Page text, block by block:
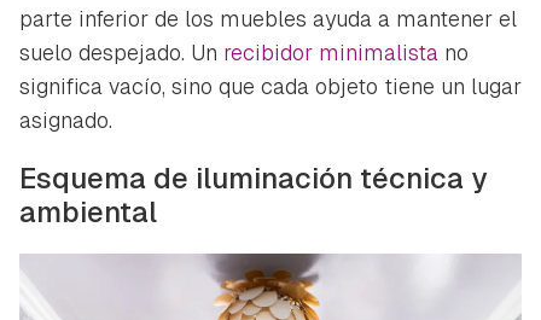
parte inferior de los muebles ayuda a mantener el
suelo despejado. Un recibidor minimalista no
significa vacío, sino que cada objeto tiene un lugar
asignado.
Esquema de iluminación técnica y
ambiental